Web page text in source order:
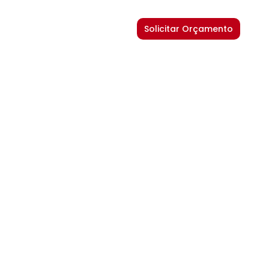
Solicitar Orçamento